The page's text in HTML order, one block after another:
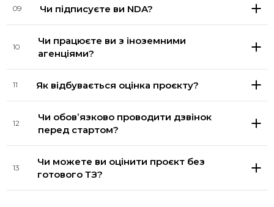
09 Чи підписуєте ви NDA?
10
Чи працюєте ви з іноземними
агенціями?
11 Як відбувається оцінка проєкту?
12
Чи обовʼязково проводити дзвінок
перед стартом?
13
Чи можете ви оцінити проєкт без
готового ТЗ?